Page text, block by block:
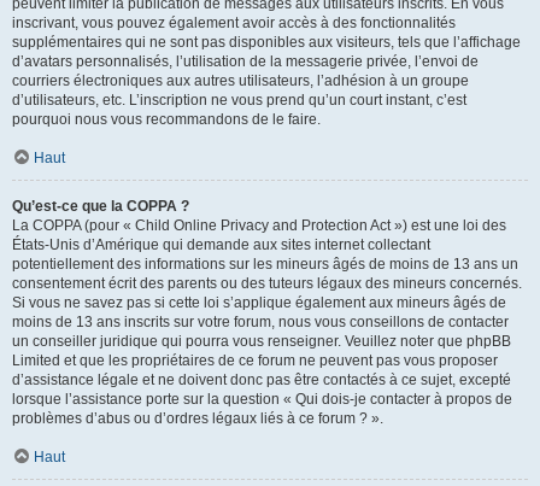
peuvent limiter la publication de messages aux utilisateurs inscrits. En vous
inscrivant, vous pouvez également avoir accès à des fonctionnalités
supplémentaires qui ne sont pas disponibles aux visiteurs, tels que l’affichage
d’avatars personnalisés, l’utilisation de la messagerie privée, l’envoi de
courriers électroniques aux autres utilisateurs, l’adhésion à un groupe
d’utilisateurs, etc. L’inscription ne vous prend qu’un court instant, c’est
pourquoi nous vous recommandons de le faire.
Haut
Qu’est-ce que la COPPA ?
La COPPA (pour « Child Online Privacy and Protection Act ») est une loi des
États-Unis d’Amérique qui demande aux sites internet collectant
potentiellement des informations sur les mineurs âgés de moins de 13 ans un
consentement écrit des parents ou des tuteurs légaux des mineurs concernés.
Si vous ne savez pas si cette loi s’applique également aux mineurs âgés de
moins de 13 ans inscrits sur votre forum, nous vous conseillons de contacter
un conseiller juridique qui pourra vous renseigner. Veuillez noter que phpBB
Limited et que les propriétaires de ce forum ne peuvent pas vous proposer
d’assistance légale et ne doivent donc pas être contactés à ce sujet, excepté
lorsque l’assistance porte sur la question « Qui dois-je contacter à propos de
problèmes d’abus ou d’ordres légaux liés à ce forum ? ».
Haut